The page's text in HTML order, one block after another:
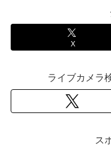
X
ライブカメラ
ス